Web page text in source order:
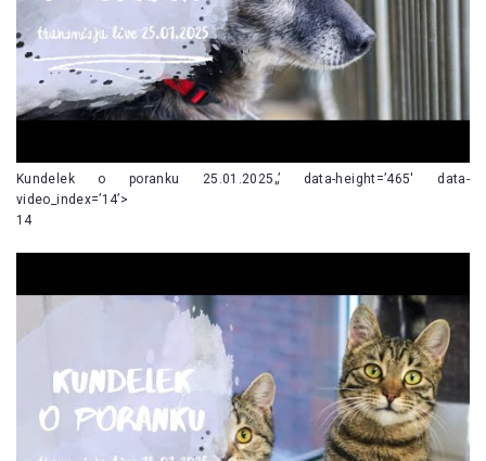
Kundelek o poranku 25.01.2025„’ data-height=’465′ data-
video_index=’14’>
14